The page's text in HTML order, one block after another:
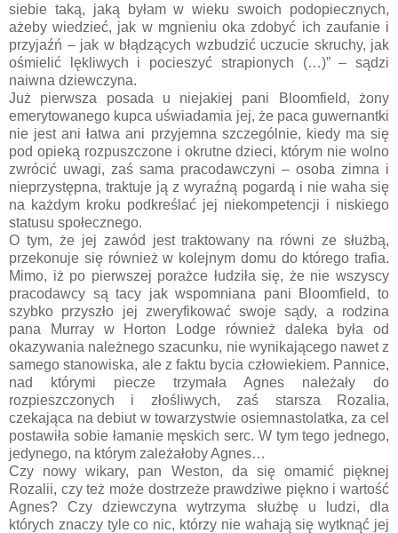
siebie taką, jaką byłam w wieku swoich podopiecznych,
ażeby wiedzieć, jak w mgnieniu oka zdobyć ich zaufanie i
przyjaźń – jak w błądzących wzbudzić uczucie skruchy, jak
ośmielić lękliwych i pocieszyć strapionych (…)” – sądzi
naiwna dziewczyna.
Już pierwsza posada u niejakiej pani Bloomfield, żony
emerytowanego kupca uświadamia jej, że paca guwernantki
nie jest ani łatwa ani przyjemna szczególnie, kiedy ma się
pod opieką rozpuszczone i okrutne dzieci, którym nie wolno
zwrócić uwagi, zaś sama pracodawczyni – osoba zimna i
nieprzystępna, traktuje ją z wyraźną pogardą i nie waha się
na każdym kroku podkreślać jej niekompetencji i niskiego
statusu społecznego.
O tym, że jej zawód jest traktowany na równi ze służbą,
przekonuje się również w kolejnym domu do którego trafia.
Mimo, iż po pierwszej porażce łudziła się, że nie wszyscy
pracodawcy są tacy jak wspomniana pani Bloomfield, to
szybko przyszło jej zweryfikować swoje sądy, a rodzina
pana Murray w Horton Lodge również daleka była od
okazywania należnego szacunku, nie wynikającego nawet z
samego stanowiska, ale z faktu bycia człowiekiem. Pannice,
nad którymi piecze trzymała Agnes należały do
rozpieszczonych i złośliwych, zaś starsza Rozalia,
czekająca na debiut w towarzystwie osiemnastolatka, za cel
postawiła sobie łamanie męskich serc. W tym tego jednego,
jedynego, na którym zależałoby Agnes…
Czy nowy wikary, pan Weston, da się omamić pięknej
Rozalii, czy też może dostrzeże prawdziwe piękno i wartość
Agnes? Czy dziewczyna wytrzyma służbę u ludzi, dla
których znaczy tyle co nic, którzy nie wahają się wytknąć jej